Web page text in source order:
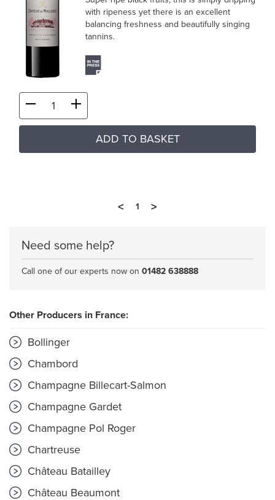
with ripeness yet there is an excellent
balancing freshness and beautifully singing
tannins.
ADD TO BASKET
< 1 >
Need some help?
Call one of our experts now on 01482 638888
Other Producers in France:
Bollinger
Chambord
Champagne Billecart-Salmon
Champagne Gardet
Champagne Pol Roger
Chartreuse
Château Batailley
Château Beaumont